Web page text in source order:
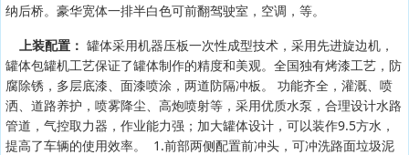
纳后桥。豪华宽体一排半白色可前翻驾驶室，空调，等。
上装配置： 罐体采用机器压板一次性成型技术，采用先进旋边机，
罐体包罐机工艺保证了罐体制作的精度和美观。全国独有烤漆工艺，防
腐除锈，多层底漆、面漆喷涂，两道防隔冲板。 功能齐全，灌溉、喷
洒、道路养护，喷雾降尘、高炮喷射等，采用优质水泵，合理设计水路
管道，气控取力器，作业能力强；加大罐体设计，可以装作9.5方水，
提高了车辆的使用效率。 1.前部两侧配置前冲头，可冲洗路面垃圾泥